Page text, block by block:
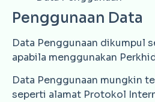
Penggunaan Data
Data Penggunaan dikumpul
apabila menggunakan
Data Penggunaan mungkin
seperti alamat Protokol